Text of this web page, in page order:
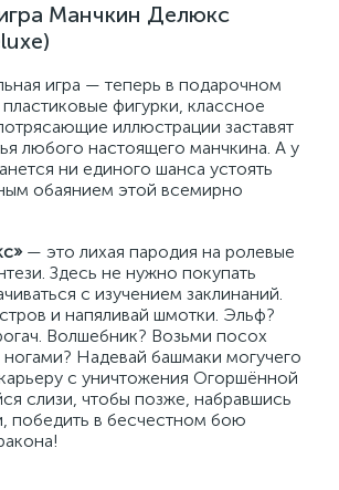
Манчкин Делюкс
игра — теперь в подарочном
фигурки, классное
иллюстрации заставят
любого настоящего манчкина. А у
ни единого шанса устоять
обаянием этой всемирно
— это лихая пародия на ролевые
Здесь не нужно покупать
с изучением заклинаний.
и напяливай шмотки. Эльф?
Волшебник? Возьми посох
Надевай башмаки могучего
с уничтожения Огоршённой
слизи, чтобы позже, набравшись
победить в бесчестном бою